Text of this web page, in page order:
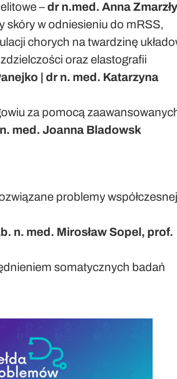
– dr n.med. Anna Zmarzły
skóry w odniesieniu do mRSS,
chorych na twardzinę
oraz elastografii
| dr n. med. Katarzyna
za pomocą
med. Joanna Bladowsk
problemy współczesnej
n. med. Mirosław Sopel, prof.
somatycznych badań